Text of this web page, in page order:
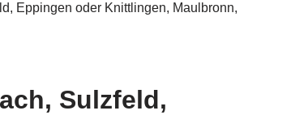
Eppingen oder Knittlingen, Maulbronn,
Sulzfeld,